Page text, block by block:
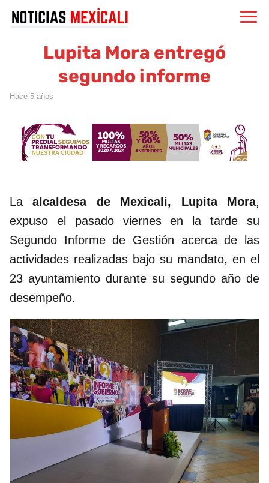
Lupita Mora entregó
segundo informe
hace 5 años
Laalcaldesa de Mexicali, Lupita Mora,
expuso el pasado viernes en la tarde su
Segundo Informe de Gestión acerca de las
actividades realizadas bajo su mandato, en el
23 ayuntamiento durante su segundo año de
desempeño.